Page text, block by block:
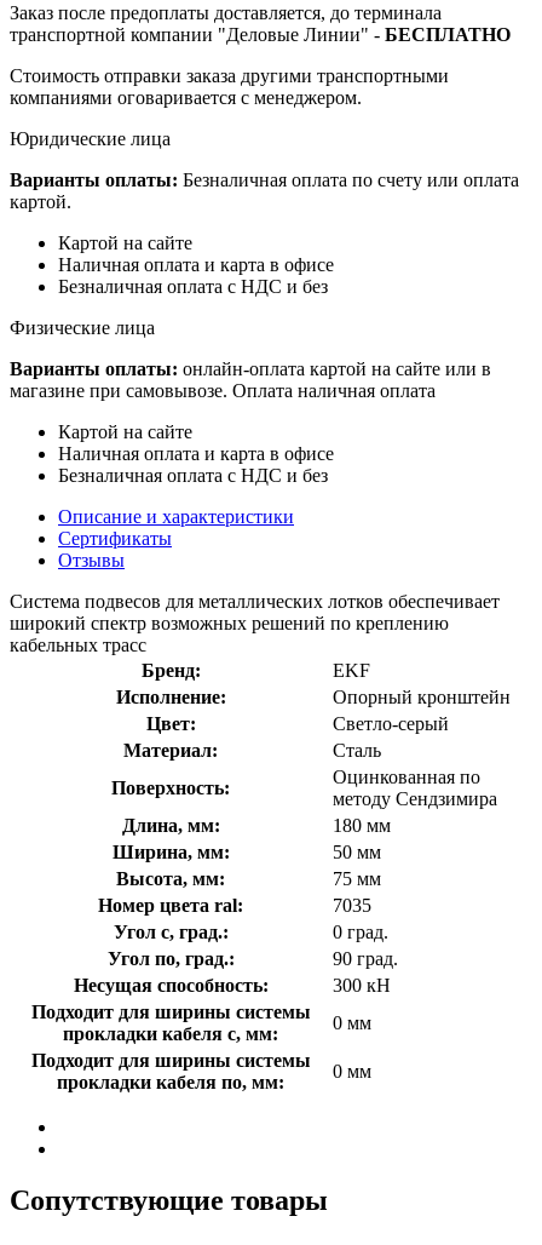
Заказ после предоплаты доставляется, до терминала
транспортной компании "Деловые Линии" - БЕСПЛАТНО
Стоимость отправки заказа другими транспортными
компаниями оговаривается с менеджером.
Юридические лица
Варианты оплаты: Безналичная оплата по счету или оплата
картой.
Картой на сайте
Наличная оплата и карта в офисе
Безналичная оплата с НДС и без
Физические лица
Варианты оплаты: онлайн-оплата картой на сайте или в
магазине при самовывозе. Оплата наличная оплата
Картой на сайте
Наличная оплата и карта в офисе
Безналичная оплата с НДС и без
Описание и характеристики
Сертификаты
Отзывы
Система подвесов для металлических лотков обеспечивает
широкий спектр возможных решений по креплению
кабельных трасс
Бренд:
EKF
Исполнение:
Опорный кронштейн
Цвет:
Светло-серый
Материал:
Сталь
Поверхность:
Оцинкованная по
методу Сендзимира
Длина, мм:
180 мм
Ширина, мм:
50 мм
Высота, мм:
75 мм
Номер цвета ral:
7035
Угол с, град.:
0 град.
Угол по, град.:
90 град.
Несущая способность:
300 кН
Подходит для ширины системы
прокладки кабеля с, мм:
0 мм
Подходит для ширины системы
прокладки кабеля по, мм:
0 мм
Сопутствующие товары